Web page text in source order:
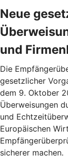
Neue
und
Die
gesetzlicher
dem 9. Oktober
Überweisungen
und
Europäischen
sicherer machen.